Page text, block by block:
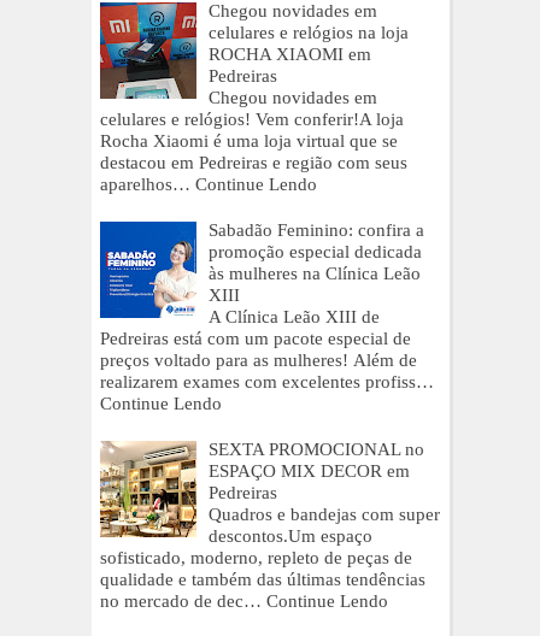
Chegou novidades em
celulares e relógios na loja
ROCHA XIAOMI em
Pedreiras
Chegou novidades em
celulares e relógios! Vem conferir!A loja
Rocha Xiaomi é uma loja virtual que se
destacou em Pedreiras e região com seus
aparelhos… Continue Lendo
Sabadão Feminino: confira a
promoção especial dedicada
às mulheres na Clínica Leão
XIII
A Clínica Leão XIII de
Pedreiras está com um pacote especial de
preços voltado para as mulheres! Além de
realizarem exames com excelentes profiss…
Continue Lendo
SEXTA PROMOCIONAL no
ESPAÇO MIX DECOR em
Pedreiras
Quadros e bandejas com super
descontos.Um espaço
sofisticado, moderno, repleto de peças de
qualidade e também das últimas tendências
no mercado de dec… Continue Lendo